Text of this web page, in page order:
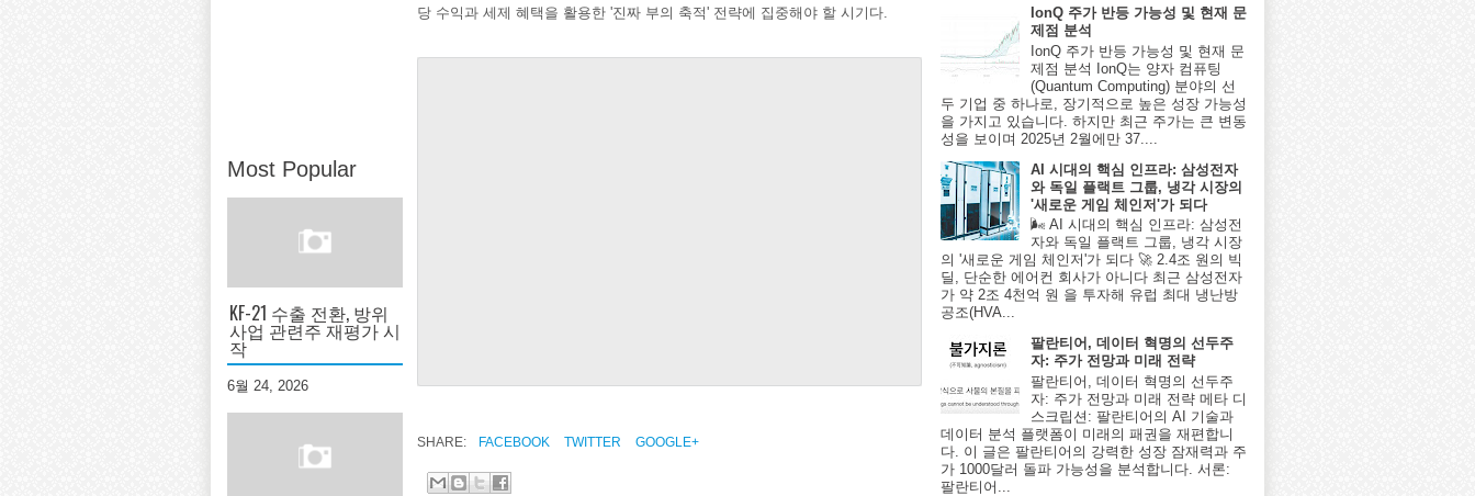
Most Popular
KF-21 수출 전환, 방위
사업 관련주 재평가 시
작
6월 24, 2026
당 수익과 세제 혜택을 활용한 '진짜 부의 축적' 전략에 집중해야 할 시기다.
SHARE: FACEBOOK TWITTER GOOGLE+
IonQ 주가 반등 가능성 및 현재 문
제점 분석
IonQ 주가 반등 가능성 및 현재 문
제점 분석 IonQ는 양자 컴퓨팅
(Quantum Computing) 분야의 선
두 기업 중 하나로, 장기적으로 높은 성장 가능성
을 가지고 있습니다. 하지만 최근 주가는 큰 변동
성을 보이며 2025년 2월에만 37....
AI 시대의 핵심 인프라: 삼성전자
와 독일 플랙트 그룹, 냉각 시장의
'새로운 게임 체인저'가 되다
🌬️ AI 시대의 핵심 인프라: 삼성전
자와 독일 플랙트 그룹, 냉각 시장
의 '새로운 게임 체인저'가 되다 🚀 2.4조 원의 빅
딜, 단순한 에어컨 회사가 아니다 최근 삼성전자
가 약 2조 4천억 원 을 투자해 유럽 최대 냉난방
공조(HVA...
팔란티어, 데이터 혁명의 선두주
자: 주가 전망과 미래 전략
팔란티어, 데이터 혁명의 선두주
자: 주가 전망과 미래 전략 메타 디
스크립션: 팔란티어의 AI 기술과
데이터 분석 플랫폼이 미래의 패권을 재편합니
다. 이 글은 팔란티어의 강력한 성장 잠재력과 주
가 1000달러 돌파 가능성을 분석합니다. 서론:
팔란티어...